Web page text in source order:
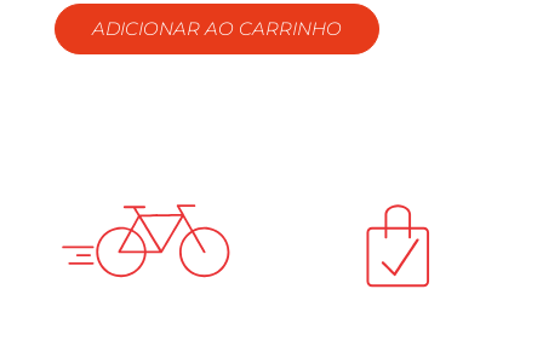
ADICIONAR AO CARRINHO